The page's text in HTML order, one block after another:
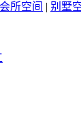
会所空间 | 别墅